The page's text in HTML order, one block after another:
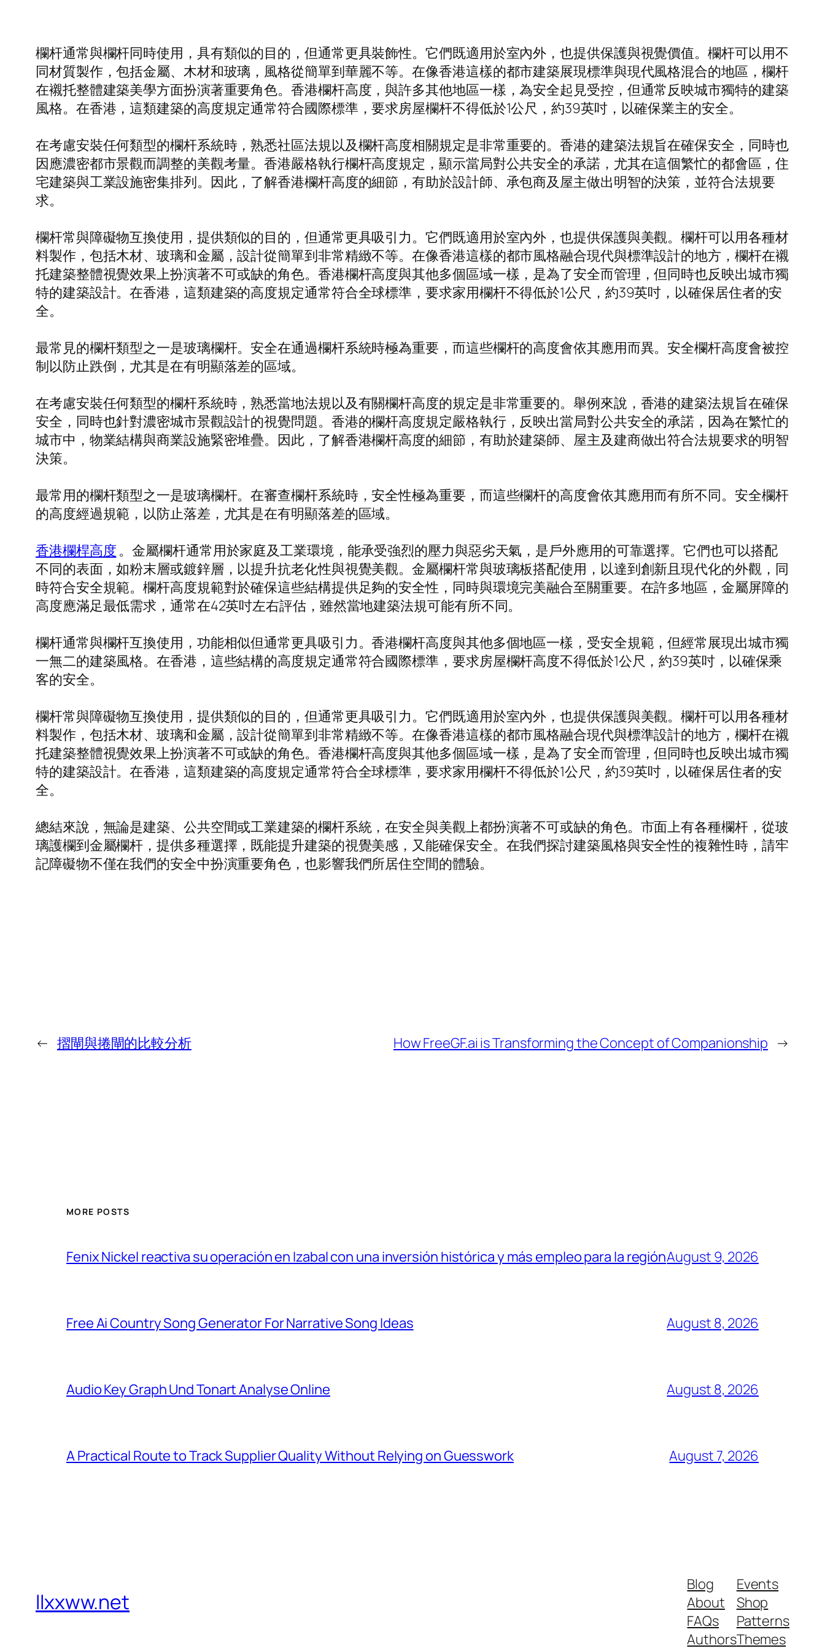
欄杆通常與欄杆同時使用，具有類似的目的，但通常更具裝飾性。它們既適用於室內外，也提供保護與視覺價值。欄杆可以用不
同材質製作，包括金屬、木材和玻璃，風格從簡單到華麗不等。在像香港這樣的都市建築展現標準與現代風格混合的地區，欄杆
在襯托整體建築美學方面扮演著重要角色。香港欄杆高度，與許多其他地區一樣，為安全起見受控，但通常反映城市獨特的建築
風格。在香港，這類建築的高度規定通常符合國際標準，要求房屋欄杆不得低於1公尺，約39英吋，以確保業主的安全。
在考慮安裝任何類型的欄杆系統時，熟悉社區法規以及欄杆高度相關規定是非常重要的。香港的建築法規旨在確保安全，同時也
因應濃密都市景觀而調整的美觀考量。香港嚴格執行欄杆高度規定，顯示當局對公共安全的承諾，尤其在這個繁忙的都會區，住
宅建築與工業設施密集排列。因此，了解香港欄杆高度的細節，有助於設計師、承包商及屋主做出明智的決策，並符合法規要
求。
欄杆常與障礙物互換使用，提供類似的目的，但通常更具吸引力。它們既適用於室內外，也提供保護與美觀。欄杆可以用各種材
料製作，包括木材、玻璃和金屬，設計從簡單到非常精緻不等。在像香港這樣的都市風格融合現代與標準設計的地方，欄杆在襯
托建築整體視覺效果上扮演著不可或缺的角色。香港欄杆高度與其他多個區域一樣，是為了安全而管理，但同時也反映出城市獨
特的建築設計。在香港，這類建築的高度規定通常符合全球標準，要求家用欄杆不得低於1公尺，約39英吋，以確保居住者的安
全。
最常見的欄杆類型之一是玻璃欄杆。安全在通過欄杆系統時極為重要，而這些欄杆的高度會依其應用而異。安全欄杆高度會被控
制以防止跌倒，尤其是在有明顯落差的區域。
在考慮安裝任何類型的欄杆系統時，熟悉當地法規以及有關欄杆高度的規定是非常重要的。舉例來說，香港的建築法規旨在確保
安全，同時也針對濃密城市景觀設計的視覺問題。香港的欄杆高度規定嚴格執行，反映出當局對公共安全的承諾，因為在繁忙的
城市中，物業結構與商業設施緊密堆疊。因此，了解香港欄杆高度的細節，有助於建築師、屋主及建商做出符合法規要求的明智
決策。
最常用的欄杆類型之一是玻璃欄杆。在審查欄杆系統時，安全性極為重要，而這些欄杆的高度會依其應用而有所不同。安全欄杆
的高度經過規範，以防止落差，尤其是在有明顯落差的區域。
香港欄桿高度 。金屬欄杆通常用於家庭及工業環境，能承受強烈的壓力與惡劣天氣，是戶外應用的可靠選擇。它們也可以搭配
不同的表面，如粉末層或鍍鋅層，以提升抗老化性與視覺美觀。金屬欄杆常與玻璃板搭配使用，以達到創新且現代化的外觀，同
時符合安全規範。欄杆高度規範對於確保這些結構提供足夠的安全性，同時與環境完美融合至關重要。在許多地區，金屬屏障的
高度應滿足最低需求，通常在42英吋左右評估，雖然當地建築法規可能有所不同。
欄杆通常與欄杆互換使用，功能相似但通常更具吸引力。香港欄杆高度與其他多個地區一樣，受安全規範，但經常展現出城市獨
一無二的建築風格。在香港，這些結構的高度規定通常符合國際標準，要求房屋欄杆高度不得低於1公尺，約39英吋，以確保乘
客的安全。
欄杆常與障礙物互換使用，提供類似的目的，但通常更具吸引力。它們既適用於室內外，也提供保護與美觀。欄杆可以用各種材
料製作，包括木材、玻璃和金屬，設計從簡單到非常精緻不等。在像香港這樣的都市風格融合現代與標準設計的地方，欄杆在襯
托建築整體視覺效果上扮演著不可或缺的角色。香港欄杆高度與其他多個區域一樣，是為了安全而管理，但同時也反映出城市獨
特的建築設計。在香港，這類建築的高度規定通常符合全球標準，要求家用欄杆不得低於1公尺，約39英吋，以確保居住者的安
全。
總結來說，無論是建築、公共空間或工業建築的欄杆系統，在安全與美觀上都扮演著不可或缺的角色。市面上有各種欄杆，從玻
璃護欄到金屬欄杆，提供多種選擇，既能提升建築的視覺美感，又能確保安全。在我們探討建築風格與安全性的複雜性時，請牢
記障礙物不僅在我們的安全中扮演重要角色，也影響我們所居住空間的體驗。
← 摺閘與捲閘的比較分析 How FreeGF.ai is Transforming the Concept of Companionship →
MORE POSTS
Fenix Nickel reactiva su operación en Izabal con una inversión histórica y más empleo para la regiónAugust 9, 2026
Free Ai Country Song Generator For Narrative Song Ideas August 8, 2026
Audio Key Graph Und Tonart Analyse Online August 8, 2026
A Practical Route to Track Supplier Quality Without Relying on Guesswork August 7, 2026
llxxww.net
Blog
About
FAQs
Authors
Events
Shop
Patterns
Themes